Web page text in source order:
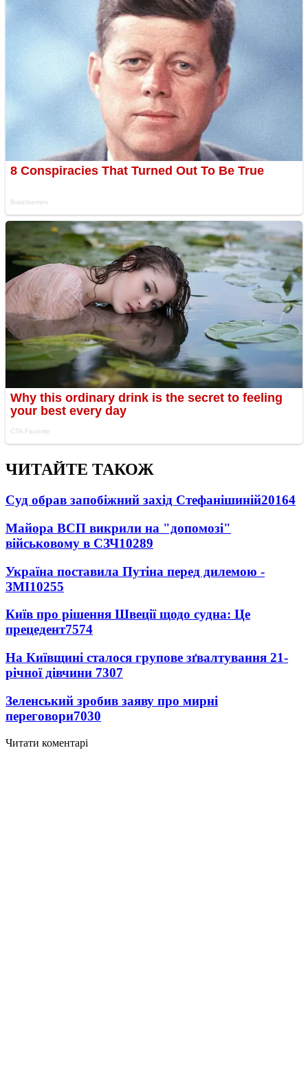
ЧИТАЙТЕ ТАКОЖ
Суд обрав запобіжний захід Стефанішиній20164
Майора ВСП викрили на "допомозі"
військовому в СЗЧ10289
Україна поставила Путіна перед дилемою -
ЗМІ10255
Київ про рішення Швеції щодо судна: Це
прецедент7574
На Київщині сталося групове зґвалтування 21-
річної дівчини 7307
Зеленський зробив заяву про мирні
переговори7030
Читати коментарі